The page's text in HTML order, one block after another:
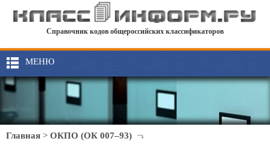
Справочник кодов общероссийских классификаторов
МЕНЮ
Главная > ОКПО (ОК 007–93)